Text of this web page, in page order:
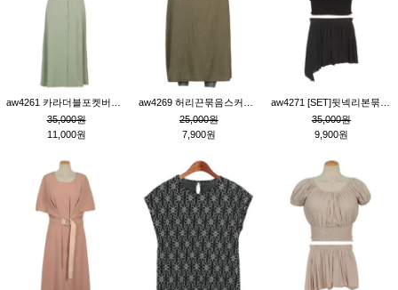
35,000원
11,000원
25,000원
7,900원
35,000원
9,900원